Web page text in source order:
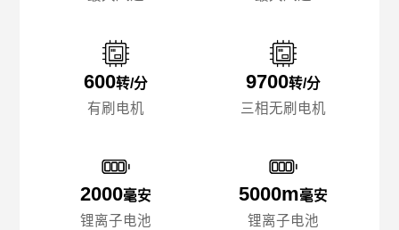
600转/分
有刷电机
2000毫安
锂离子电池
9700转/分
三相无刷电机
5000m毫安
锂离子电池